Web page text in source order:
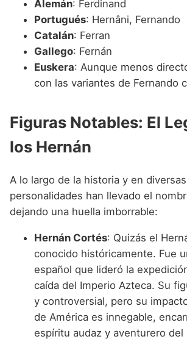
Alemán: Ferdinand
Portugués: Hernâni, Fernando
Catalán: Ferran
Gallego: Fernán
Euskera: Aunque menos
con las variantes de Fernando
Figuras Notables: El
los Hernán
A lo largo de la historia y en
personalidades han llevado el
dejando una huella imborrable:
Hernán Cortés: Quizás el
conocido históricamente. Fue
español que lideró la
caída del Imperio Azteca. Su
y controversial, pero su
de América es innegable,
espíritu audaz y aventurero del